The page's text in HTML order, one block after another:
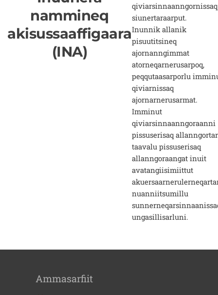
nammineq
akisussaaffigaara
(INA)
qiviarsinnaanngornissaq
siunertaraarput.
Inunnik allanik
pisuutitsineq
ajornanngimmat
atorneqarnerusarpoq,
peqqutaasarporlu
qiviarnissaq
ajornarnerusarmat.
Imminut
qiviarsinnaanngoraanni
pissuserisaq
taavalu pissuserisaq
allanngoraangat inuit
avatangiisimiittut
nuanniitsumillu
ungasillisarluni.
Ammasarfiit